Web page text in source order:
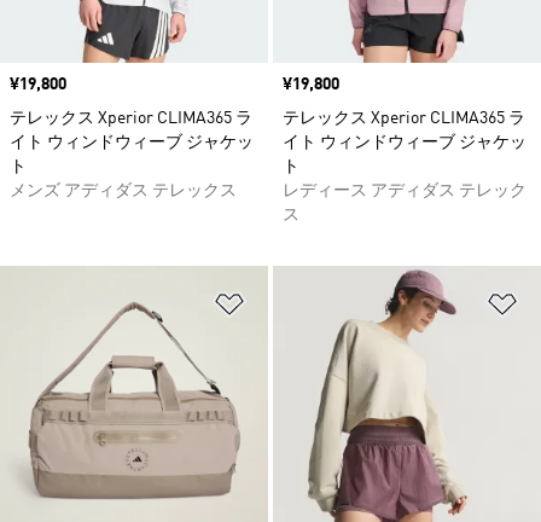
価格
¥19,800
テレックス Xperior CLIMA365 ラ
イト ウィンドウィーブ ジャケッ
ト
メンズ アディダス テレックス
価格
¥19,800
テレックス Xperior CLIMA365 ラ
イト ウィンドウィーブ ジャケッ
ト
レディース アディダス テレック
ス
ほしいものリストに追加